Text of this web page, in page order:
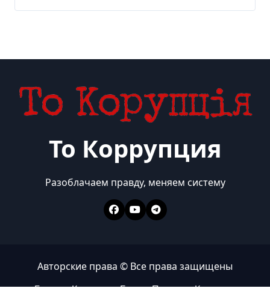
То Коррупция
Разоблачаем правду, меняем систему
Авторские права © Все права защищены
ГлавнаяКоррупцияБизнесПолитикаКонтакты